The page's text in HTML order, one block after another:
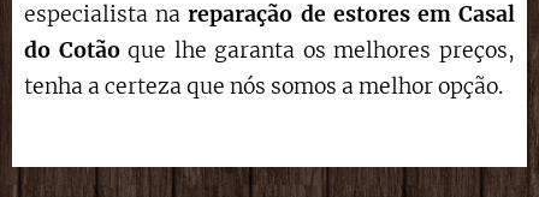
especialista nareparação de estoresem Casal
do Cotãoque lhe garanta os melhores preços,
tenha a certeza que nós somos a melhor opção.